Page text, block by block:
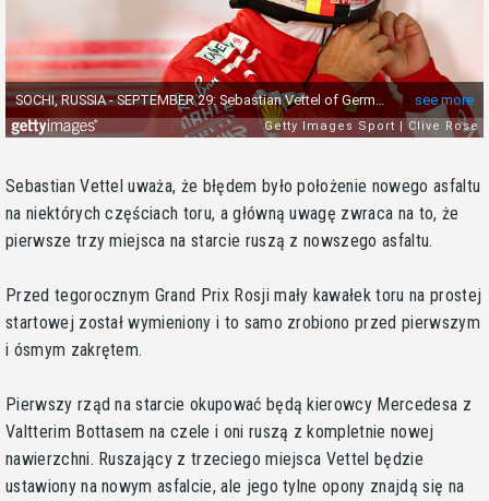
Sebastian Vettel uważa, że błędem było położenie nowego asfaltu
na niektórych częściach toru, a główną uwagę zwraca na to, że
pierwsze trzy miejsca na starcie ruszą z nowszego asfaltu.
Przed tegorocznym Grand Prix Rosji mały kawałek toru na prostej
startowej został wymieniony i to samo zrobiono przed pierwszym
i ósmym zakrętem.
Pierwszy rząd na starcie okupować będą kierowcy Mercedesa z
Valtterim Bottasem na czele i oni ruszą z kompletnie nowej
nawierzchni. Ruszający z trzeciego miejsca Vettel będzie
ustawiony na nowym asfalcie, ale jego tylne opony znajdą się na